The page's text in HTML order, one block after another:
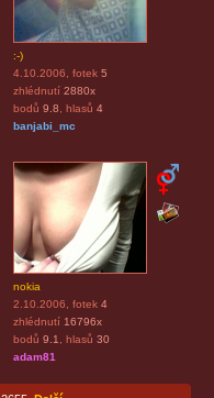
:-)
4.10.2006 , fotek 5
zhlédnutí 2880x
bodů 9.8 , hlasů 4
banjabi_mc
nokia
2.10.2006 , fotek 4
zhlédnutí 16796x
bodů 9.1 , hlasů 30
adam81